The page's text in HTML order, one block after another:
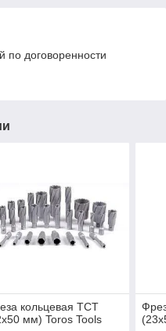
по договоренности
кольцевая TCT
мм) Toros Tools